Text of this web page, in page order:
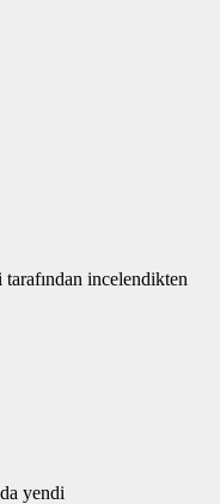
tarafından incelendikten
yendi